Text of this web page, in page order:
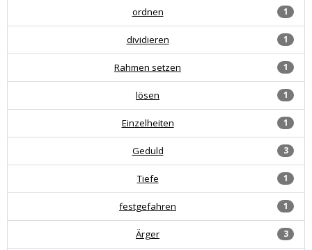
1
ordnen
1
dividieren
1
Rahmen setzen
1
lösen
1
Einzelheiten
3
Geduld
1
Tiefe
1
festgefahren
3
Ärger